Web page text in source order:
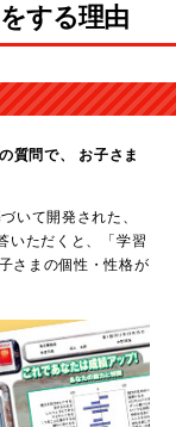
する理由
質問で、 お子さま
いて開発された、
いただくと、「学習
さまの個性・性格が